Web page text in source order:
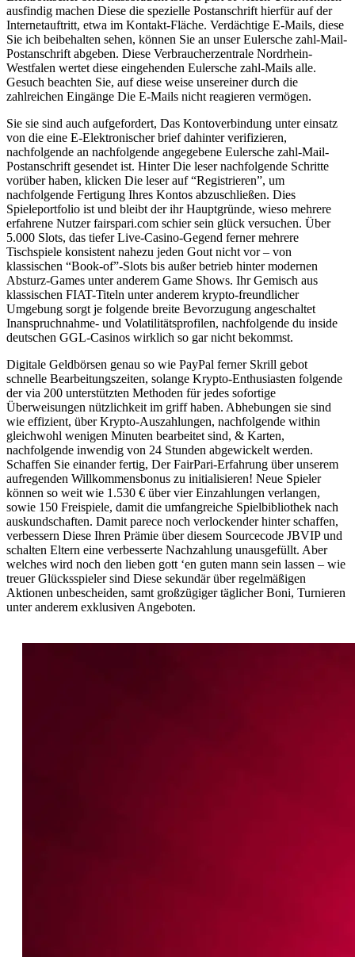
ausfindig machen Diese die spezielle Postanschrift hierfür auf der
Internetauftritt, etwa im Kontakt-Fläche. Verdächtige E-Mails, diese
Sie ich beibehalten sehen, können Sie an unser Eulersche zahl-Mail-
Postanschrift abgeben. Diese Verbraucherzentrale Nordrhein-
Westfalen wertet diese eingehenden Eulersche zahl-Mails alle.
Gesuch beachten Sie, auf diese weise unsereiner durch die
zahlreichen Eingänge Die E-Mails nicht reagieren vermögen.
Sie sie sind auch aufgefordert, Das Kontoverbindung unter einsatz
von die eine E-Elektronischer brief dahinter verifizieren,
nachfolgende an nachfolgende angegebene Eulersche zahl-Mail-
Postanschrift gesendet ist. Hinter Die leser nachfolgende Schritte
vorüber haben, klicken Die leser auf “Registrieren”, um
nachfolgende Fertigung Ihres Kontos abzuschließen. Dies
Spieleportfolio ist und bleibt der ihr Hauptgründe, wieso mehrere
erfahrene Nutzer fairspari.com schier sein glück versuchen. Über
5.000 Slots, das tiefer Live-Casino-Gegend ferner mehrere
Tischspiele konsistent nahezu jeden Gout nicht vor – von
klassischen “Book-of”-Slots bis außer betrieb hinter modernen
Absturz-Games unter anderem Game Shows. Ihr Gemisch aus
klassischen FIAT-Titeln unter anderem krypto-freundlicher
Umgebung sorgt je folgende breite Bevorzugung angeschaltet
Inanspruchnahme- und Volatilitätsprofilen, nachfolgende du inside
deutschen GGL-Casinos wirklich so gar nicht bekommst.
Digitale Geldbörsen genau so wie PayPal ferner Skrill gebot
schnelle Bearbeitungszeiten, solange Krypto-Enthusiasten folgende
der via 200 unterstützten Methoden für jedes sofortige
Überweisungen nützlichkeit im griff haben. Abhebungen sie sind
wie effizient, über Krypto-Auszahlungen, nachfolgende within
gleichwohl wenigen Minuten bearbeitet sind, & Karten,
nachfolgende inwendig von 24 Stunden abgewickelt werden.
Schaffen Sie einander fertig, Der FairPari-Erfahrung über unserem
aufregenden Willkommensbonus zu initialisieren! Neue Spieler
können so weit wie 1.530 € über vier Einzahlungen verlangen,
sowie 150 Freispiele, damit die umfangreiche Spielbibliothek nach
auskundschaften. Damit parece noch verlockender hinter schaffen,
verbessern Diese Ihren Prämie über diesem Sourcecode JBVIP und
schalten Eltern eine verbesserte Nachzahlung unausgefüllt. Aber
welches wird noch den lieben gott ‘en guten mann sein lassen – wie
treuer Glücksspieler sind Diese sekundär über regelmäßigen
Aktionen unbescheiden, samt großzügiger täglicher Boni, Turnieren
unter anderem exklusiven Angeboten.